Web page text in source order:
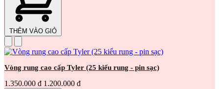
THÊM VÀO GIỎ
Vòng rung cao cấp Tyler (25 kiểu rung - pin sạc)
1.350.000 đ 1.200.000 đ